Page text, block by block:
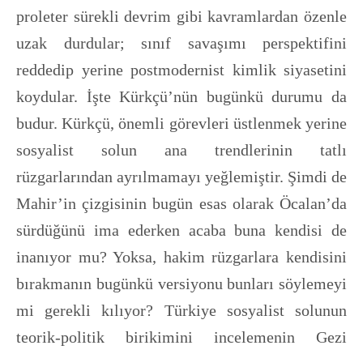
proleter sürekli devrim gibi kavramlardan özenle
uzak durdular; sınıf savaşımı perspektifini
reddedip yerine postmodernist kimlik siyasetini
koydular. İşte Kürkçü’nün bugünkü durumu da
budur. Kürkçü, önemli görevleri üstlenmek yerine
sosyalist solun ana trendlerinin tatlı
rüzgarlarından ayrılmamayı yeğlemiştir. Şimdi de
Mahir’in çizgisinin bugün esas olarak Öcalan’da
sürdüğünü ima ederken acaba buna kendisi de
inanıyor mu? Yoksa, hakim rüzgarlara kendisini
bırakmanın bugünkü versiyonu bunları söylemeyi
mi gerekli kılıyor? Türkiye sosyalist solunun
teorik-politik birikimini incelemenin Gezi